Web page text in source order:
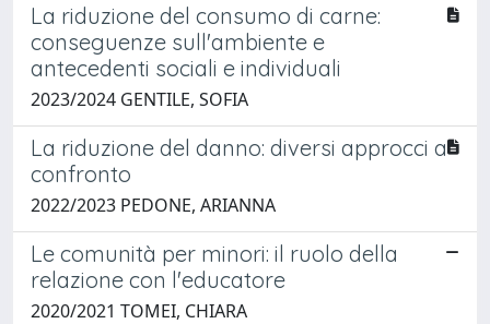
La riduzione del consumo di carne:
conseguenze sull'ambiente e
antecedenti sociali e individuali
2023/2024 GENTILE, SOFIA
La riduzione del danno: diversi approcci a
confronto
2022/2023 PEDONE, ARIANNA
Le comunità per minori: il ruolo della
relazione con l'educatore
2020/2021 TOMEI, CHIARA